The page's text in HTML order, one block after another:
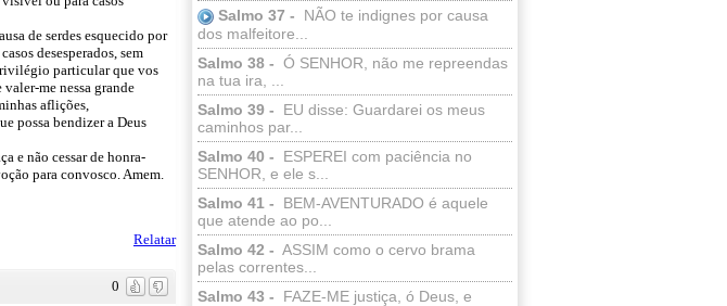
Salmo 37 -
NÃO te indignes por causa
dos malfeitore...
Salmo 38 - Ó SENHOR, não me repreendas
na tua ira, ...
Salmo 39 -
EU disse: Guardarei os meus
caminhos par...
Salmo 40 -
ESPEREI com paciência no
SENHOR, e ele s...
Salmo 41 -
BEM-AVENTURADO é aquele
que atende ao po...
Salmo 42 - ASSIM como o cervo brama
pelas correntes...
Salmo 43 -
FAZE-ME justiça, ó Deus, e
de serdes esquecido por
desesperados, sem
particular que vos
me nessa grande
aflições,
possa bendizer a Deus
e não cessar de honra-
para convosco. Amem.
Relatar
0